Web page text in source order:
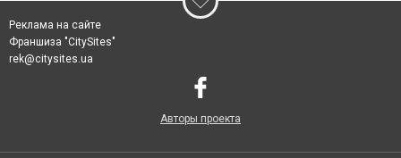
Реклама на сайте
Франшиза "CitySites"
rek@citysites.ua
Авторы проекта